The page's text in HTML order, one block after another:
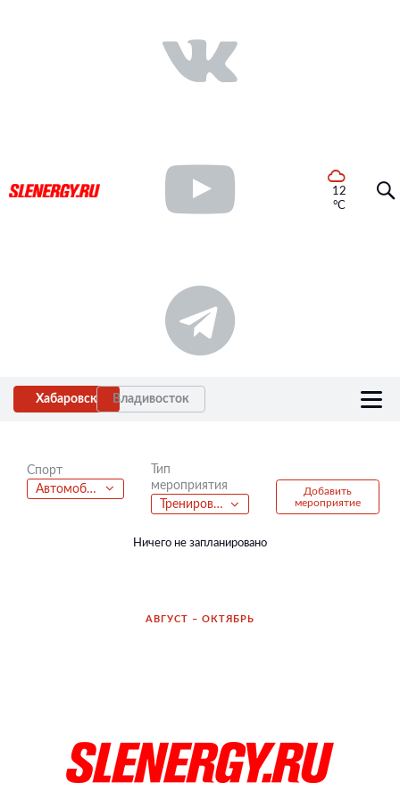
12
°C
Хабаровск Владивосток
Спорт
Автомобильный спорт
Тип
мероприятия
Тренировка
Добавить
мероприятие
Ничего не запланировано
АВГУСТ – ОКТЯБРЬ